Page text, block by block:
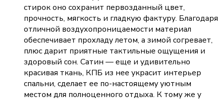
стирок оно сохранит первозданный цвет,
прочность, мягкость и гладкую фактуру. Благодаря
отличной воздухопроницаемости материал
обеспечивает прохладу летом, а зимой согревает,
плюс дарит приятные тактильные ощущения и
здоровый сон. Сатин — еще и удивительно
красивая ткань, КПБ из нее украсит интерьер
спальни, сделает ее по-настоящему уютным
местом для полноценного отдыха. К тому же у